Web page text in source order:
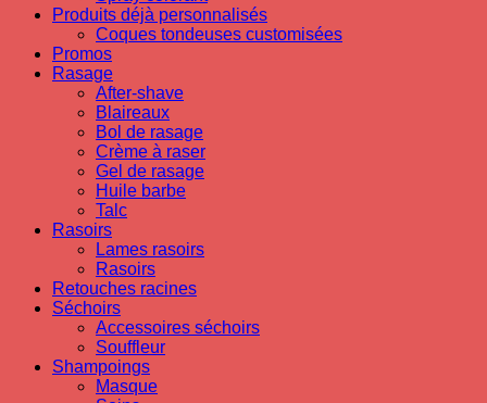
Produits déjà personnalisés
Coques tondeuses customisées
Promos
Rasage
After-shave
Blaireaux
Bol de rasage
Crème à raser
Gel de rasage
Huile barbe
Talc
Rasoirs
Lames rasoirs
Rasoirs
Retouches racines
Séchoirs
Accessoires séchoirs
Souffleur
Shampoings
Masque